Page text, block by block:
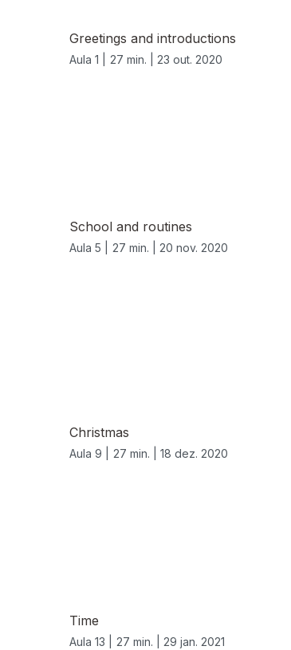
Greetings and introductions
Aula 1 | 27 min. | 23 out. 2020
School and routines
Aula 5 | 27 min. | 20 nov. 2020
Christmas
Aula 9 | 27 min. | 18 dez. 2020
Time
Aula 13 | 27 min. | 29 jan. 2021